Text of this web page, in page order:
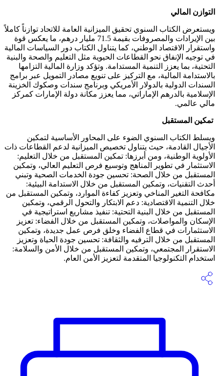
التوازن المالي
ويستعرض الكتاب السنوي تحقيق الميزانية العامة للاتحاد توازناً كاملاً
بين الإيرادات والمصروفات بقيمة 71.5 مليار درهم، ما يعكس قوة
واستقرار الاقتصاد الوطني، كما يتناول الكتاب دور السياسات المالية
في توجيه الإنفاق نحو القطاعات الحيوية مثل التعليم والصحة والبنية
التحتية، بما يعزز التنمية المستدامة. وتؤكد وزارة المالية التزامها
بالاستدامة المالية، مع التركيز على تنويع مصادر التمويل عبر برامج
السندات الدولية بالدولار الأمريكي وبرنامج سندات وصكوك الخزينة
الإسلامية بالدرهم الإماراتي، مما يعزز مكانة دولة الإمارات كمركز
مالي عالمي.
تمكين المستقبل
ويسلط الكتاب السنوي الضوء على المحاور الأساسية لتمكين
الأجيال القادمة، حيث يتناول تخصيص الميزانية لدعم القطاعات ذات
الأولوية الوطنية، ومن أبرزها: تمكين المستقبل من خلال التعليم:
الاستثمار في تطوير المناهج وتوسيع فرص التعليم العالي، وتمكين
المستقبل من خلال الصحة: تحسين جودة الخدمات الصحية وتبني
أحدث التقنيات، وتمكين المستقبل من خلال الاستدامة البيئية:
مكافحة التغير المناخي وتعزيز كفاءة الموارد، وتمكين المستقبل من
خلال التنمية الاقتصادية: دعم الابتكار والتحول الرقمي، وتمكين
المستقبل من خلال البنية التحتية: تنفيذ مشاريع استراتيجية في
الإسكان والمواصلات، وتمكين المستقبل من خلال الفضاء: تعزيز
الاستثمارات في قطاع الفضاء وخلق فرص عمل جديدة، وتمكين
المستقبل من خلال الترفيه والثقافة: تحسين جودة الحياة وتعزيز
الاستقرار المجتمعي، وتمكين المستقبل من خلال الأمن والسلامة:
استخدام التكنولوجيا المتقدمة لتعزيز الأمن العام.